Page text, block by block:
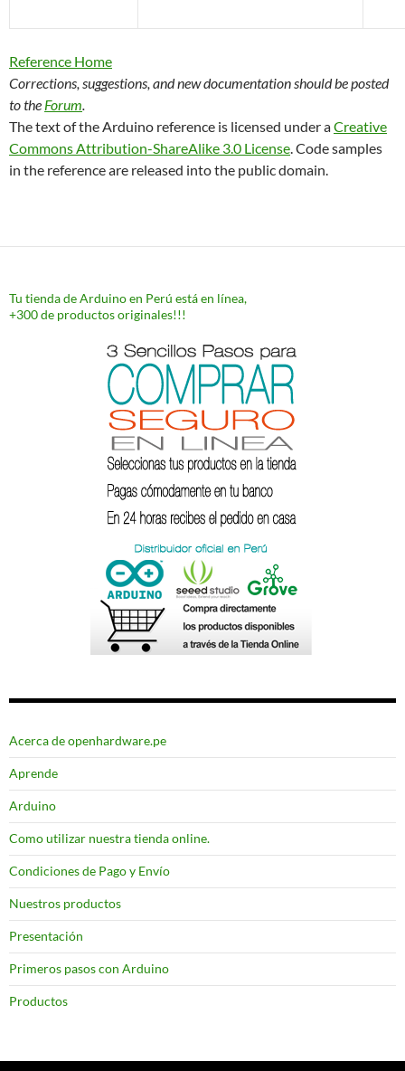
Reference Home
Corrections, suggestions, and new documentation should be posted
to the Forum.
The text of the Arduino reference is licensed under aCreative
Commons Attribution-ShareAlike 3.0 License. Code samples
in the reference are released into the public domain.
Tu tienda de Arduino en Perú está en línea,
+300 de productos originales!!!
Acerca de openhardware.pe
Aprende
Arduino
Como utilizar nuestra tienda online.
Condiciones de Pago y Envío
Nuestros productos
Presentación
Primeros pasos con Arduino
Productos